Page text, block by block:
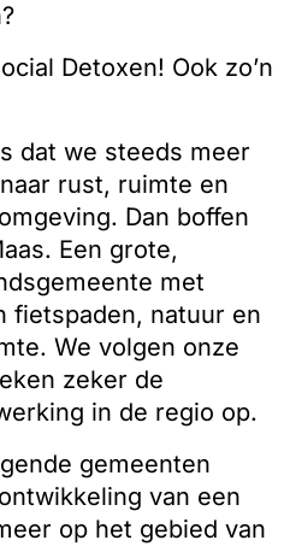
Detoxen! Ook zo’n
dat we steeds meer
rust, ruimte en
Dan boffen
Een grote,
met
fietspaden, natuur en
We volgen onze
zeker de
in de regio op.
gemeenten
van een
op het gebied van